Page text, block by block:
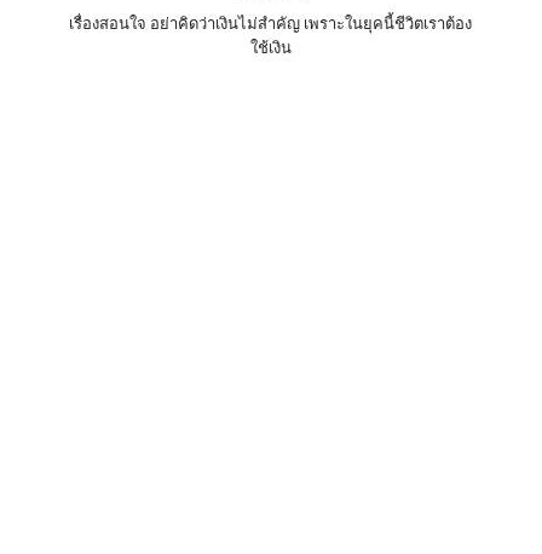
เรื่องสอนใจ อย่าคิดว่าเงินไม่สำคัญ เพราะในยุคนี้ชีวิตเราต้อง
ใช้เงิน